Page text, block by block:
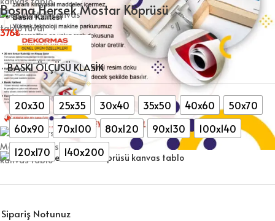
Bosna Hersek Mostar Köprüsü
376₺
BASKI ÖLÇÜSÜ KLASIK
20x30 25x35 30x40 35x50 40x60
50x70
60x90
70x100 80x120 90x130
100x140
120x170
140x200
Sipariş Notunuz